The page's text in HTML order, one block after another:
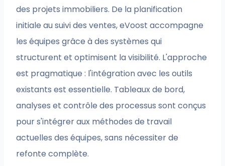
des projets immobiliers. De la planification
initiale au suivi des ventes, eVoost accompagne
les équipes grâce à des systèmes qui
structurent et optimisent la visibilité. L'approche
est pragmatique : l'intégration avec les outils
existants est essentielle. Tableaux de bord,
analyses et contrôle des processus sont conçus
pour s'intégrer aux méthodes de travail
actuelles des équipes, sans nécessiter de
refonte complète.